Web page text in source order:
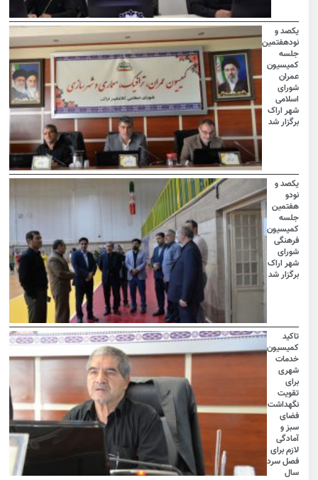
یکصد و
نودهفتمین
جلسه
کمیسیون
عمران
شورای
اسلامی
شهر اراک
برگزار شد
یکصد و
نودو
هفتمین
جلسه
کمیسیون
فرهنگی
شورای
شهر اراک
برگزار شد
تاکید
کمیسیون
خدمات
شهری
برای
تقویت
نگهداشت
فضای
سبز و
آمادگی
لازم برای
فصل سرد
سال